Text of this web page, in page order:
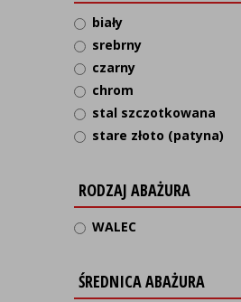
biały
srebrny
czarny
chrom
stal szczotkowana
stare złoto (patyna)
RODZAJ ABAŻURA
WALEC
ŚREDNICA ABAŻURA